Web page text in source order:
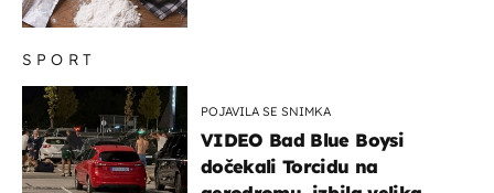
SPORT
POJAVILA SE SNIMKA
VIDEO Bad Blue Boysi
dočekali Torcidu na